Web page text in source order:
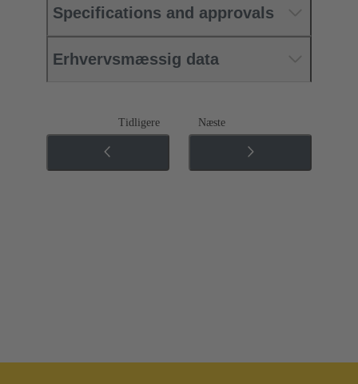
Specifications and approvals
Erhvervsmæssig data
Tidligere Næste